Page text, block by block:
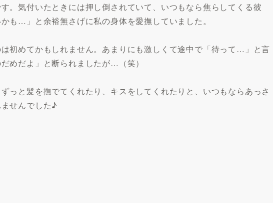
。気付いたときには押し倒されていて、いつもなら焦らしてくる彼
も…」と余裕無さげに私の身体を愛撫していました。
初めてかもしれません。あまりにも激しくて途中で「待って…」と言
めだよ」と断られましたが…（笑）
っと髪を撫でてくれたり、キスをしてくれたりと、いつもならあっさ
せんでした♪